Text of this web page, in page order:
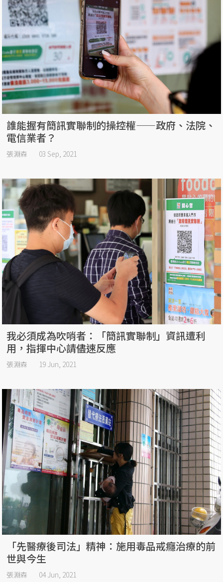
誰能握有簡訊實聯制的操控權——政府、法院、
電信業者？
張淵森 03 Sep, 2021
我必須成為吹哨者：「簡訊實聯制」資訊遭利
用，指揮中心請儘速反應
張淵森 19 Jun, 2021
「先醫療後司法」精神：施用毒品戒癮治療的前
世與今生
張淵森 04 Jun, 2021